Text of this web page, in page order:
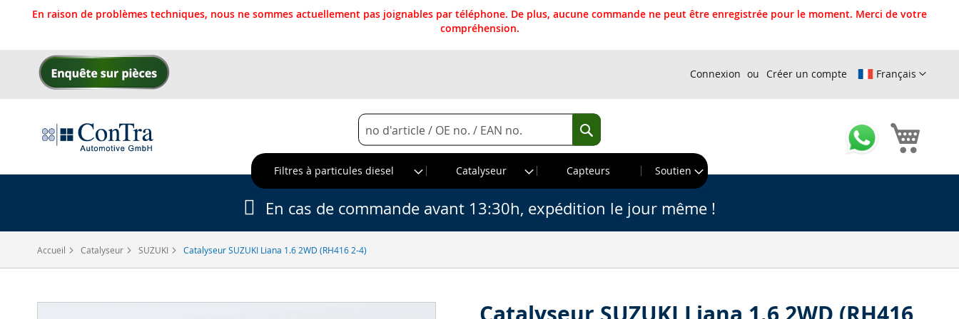
En raison de problèmes techniques, nous ne sommes actuellement pas joignables par téléphone. De plus, aucune commande ne peut être enregistrée pour le moment. Merci de votre
compréhension.
Allez
Français
Connexion Créer un compte
Rechercher
Rechercher
Filtres à particules diesel
Catalyseur Capteurs Soutien
Accueil Catalyseur SUZUKI Catalyseur SUZUKI Liana 1.6 2WD (RH416 2-4)
En cas de commande avant 13:30h, expédition le jour même !